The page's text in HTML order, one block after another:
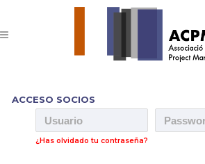
ACCESO SOCIOS
¿Has olvidado tu contraseña?